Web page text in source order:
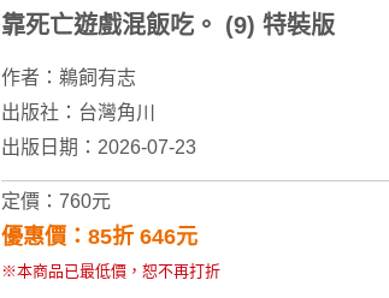
靠死亡遊戲混飯吃。 (9) 特裝版
作者： 鵜飼有志
出版社： 台灣角川
出版日期：2026-07-23
定價：760元
優惠價：85折 646元
※本商品已最低價，恕不再打折